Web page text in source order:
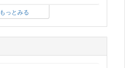
もっとみる